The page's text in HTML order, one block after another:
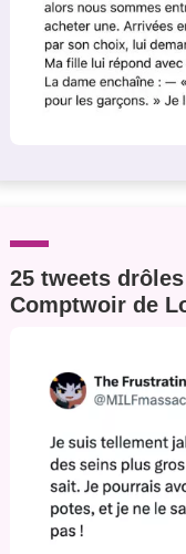
25 tweets
Comptwoir de